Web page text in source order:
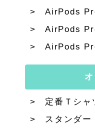
AirPods
AirPods
AirPods
定番Ｔシャ
スタンダー